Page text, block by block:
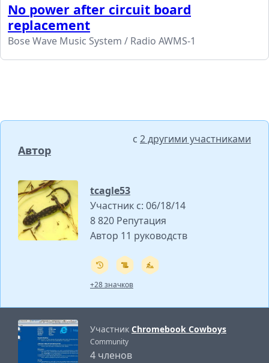
No power after circuit board
replacement
Bose Wave Music System / Radio AWMS-1
Автор
с 2 другими участниками
tcagle53
Участник с: 06/18/14
8 820 Репутация
Автор 11 руководств
+28 значков
Участник Chromebook Cowboys
Community
4 членов